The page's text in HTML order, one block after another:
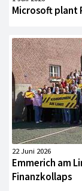
Microsoft plant
22 Juni 2026
Emmerich am
Finanzkollaps